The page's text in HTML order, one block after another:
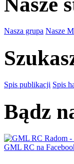
Nasza grupa Nasze
Spis publikacji Spis
Bądz
GML RC na